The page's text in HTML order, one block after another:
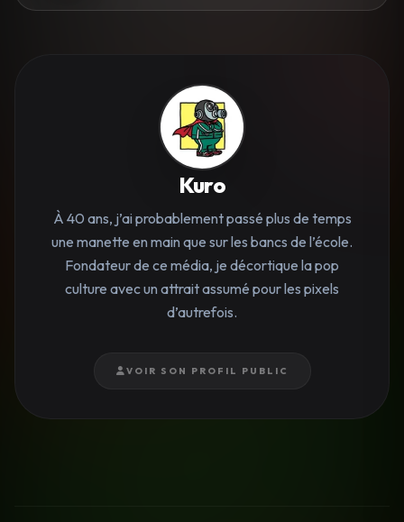
Kuro
À 40 ans, j’ai probablement passé plus de temps
une manette en main que sur les bancs de l’école.
Fondateur de ce média, je décortique la pop
culture avec un attrait assumé pour les pixels
d’autrefois.
VOIR SON PROFIL PUBLIC